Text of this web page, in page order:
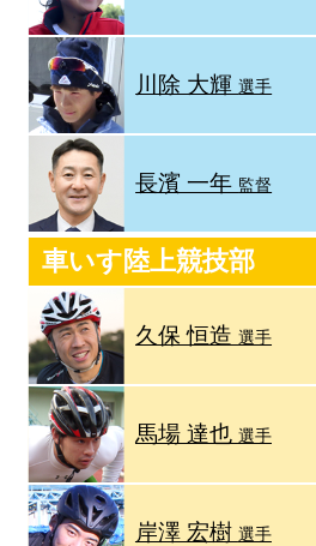
川除 大輝選手
長濱 一年 監督
車いす陸上競技部
久保 恒造選手
馬場 達也選手
岸澤 宏樹 選手